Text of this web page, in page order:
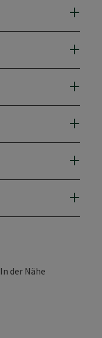
In der Nähe